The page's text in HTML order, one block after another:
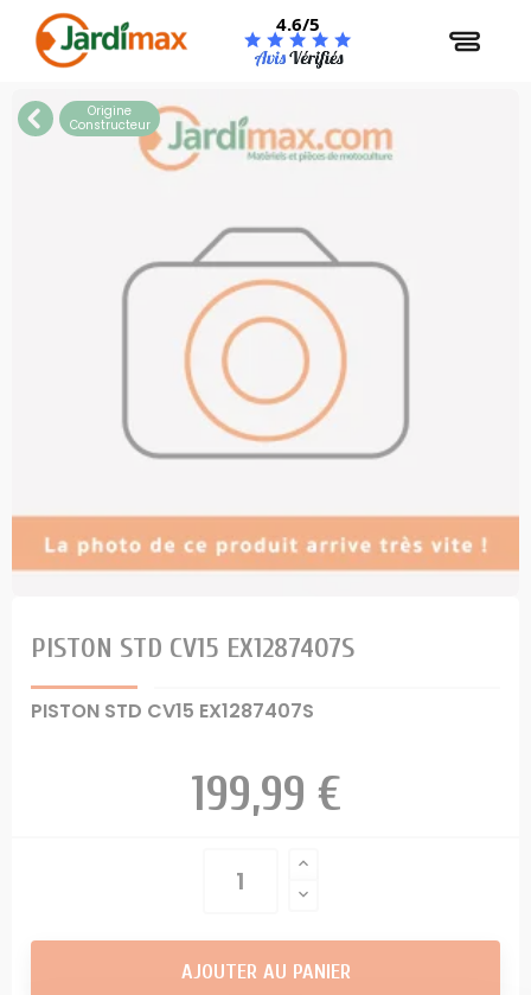
4.6/5
Origine
Constructeur
PISTON STD CV15 EX1287407S
PISTON STD CV15 EX1287407S
199,99 €
AJOUTER AU PANIER
Panneau de gestion des cookies